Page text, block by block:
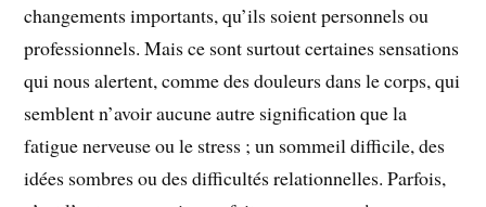
changements importants, qu’ils soient personnels ou
professionnels. Mais ce sont surtout certaines sensations
qui nous alertent, comme des douleurs dans le corps, qui
semblent n’avoir aucune autre signification que la
fatigue nerveuse ou le stress ; un sommeil difficile, des
idées sombres ou des difficultés relationnelles. Parfois,